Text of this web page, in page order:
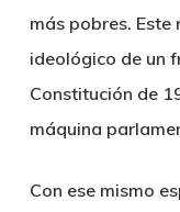
más pobres.
ideológico de un
Constitución de
máquina
Con ese mismo